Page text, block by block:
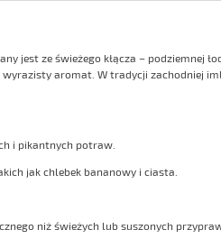
jest ze świeżego kłącza – podziemnej
aromat. W tradycji zachodniej
i pikantnych potraw.
jak chlebek bananowy i ciasta.
niż świeżych lub suszonych